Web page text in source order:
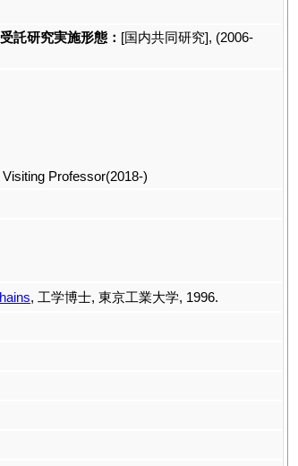
託研究実施形態： [国内共同研究], (2006-
Professor(2018-)
, 工学博士, 東京工業大学, 1996.